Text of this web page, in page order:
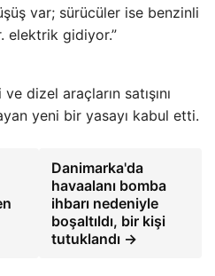
var; sürücüler ise benzinli
elektrik gidiyor.”
dizel araçların satışını
yeni bir yasayı kabul etti.
Danimarka'da
havaalanı bomba
ihbarı nedeniyle
boşaltıldı, bir kişi
tutuklandı →